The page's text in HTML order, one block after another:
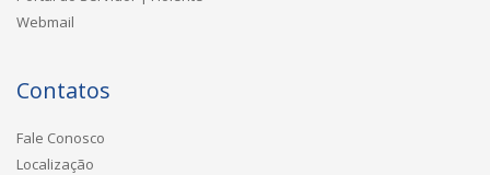
Webmail
Contatos
Fale Conosco
Localização